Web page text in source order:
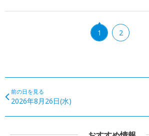
1 2
前の日を見る
2026年8月26日(水)